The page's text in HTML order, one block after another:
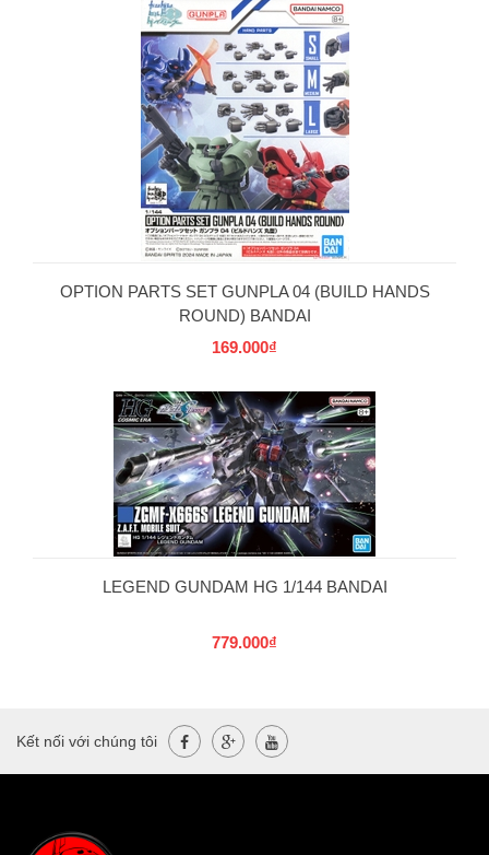
OPTION PARTS SET GUNPLA 04 (BUILD HANDS
ROUND) BANDAI
169.000₫
LEGEND GUNDAM HG 1/144 BANDAI
779.000₫
Kết nối với chúng tôi